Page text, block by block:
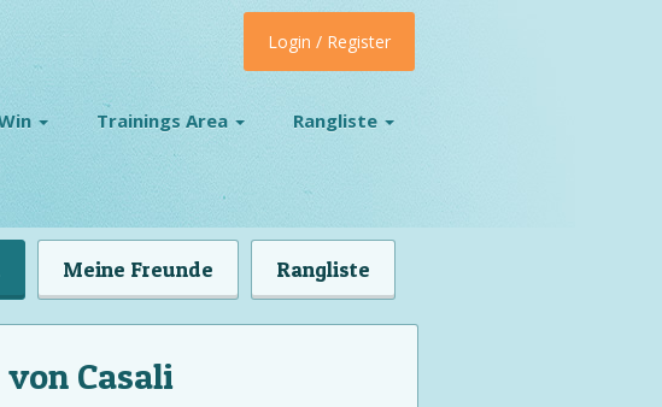
Trainings Area Rangliste
Login / Register
Meine Freunde Rangliste
von Casali